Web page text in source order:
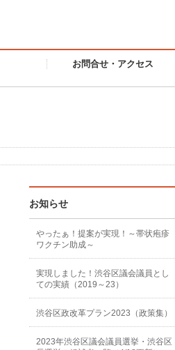
お問合せ・アクセス
お知らせ
やったぁ！提案が実現！～帯状疱疹
ワクチン助成～
実現しました！渋谷区議会議員とし
ての実績（2019～23）
渋谷区政改革プラン2023（政策集）
2023年渋谷区議会議員選挙・渋谷区